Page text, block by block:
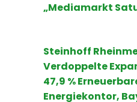
„Mediamarkt
Steinhoff
Verdoppelte
47,9 %
Energiekontor,